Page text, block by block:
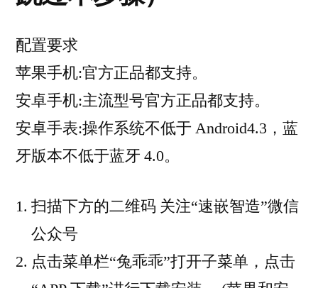
配置要求
苹果手机:官方正品都支持。
安卓手机:主流型号官方正品都支持。
安卓手表:操作系统不低于 Android4.3，蓝
牙版本不低于蓝牙 4.0。
扫描下方的二维码 关注“速嵌智造”微信
公众号
点击菜单栏“兔乖乖”打开子菜单，点击